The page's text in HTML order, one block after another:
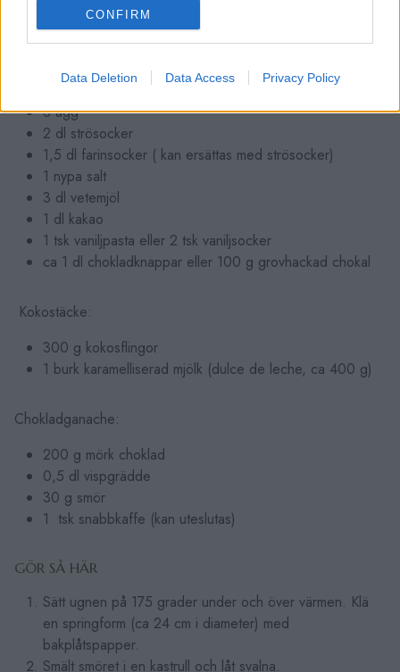
CONFIRM
Data Deletion Data Access Privacy Policy
INGREDIENSER
200 g smör, smält
3 ägg
2 dl strösocker
1,5 dl farinsocker ( kan ersättas med strösocker)
1 nypa salt
3 dl vetemjöl
1 dl kakao
1 tsk vaniljpasta eller 2 tsk vaniljsocker
ca 1 dl chokladknappar eller 100 g grovhackad chokal
Kokostäcke:
300 g kokosflingor
1 burk karamelliserad mjölk (dulce de leche, ca 400 g)
Chokladganache:
200 g mörk choklad
0,5 dl vispgrädde
30 g smör
1 tsk snabbkaffe (kan uteslutas)
GÖR SÅ HÄR
Sätt ugnen på 175 grader under och över värmen. Klä
en springform (ca 24 cm i diameter) med
bakplåtspapper.
Smält smöret i en kastrull och låt svalna.